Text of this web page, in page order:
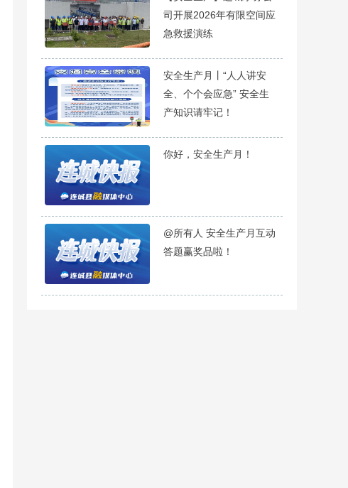
司开展2026年有限空间应
急救援演练
安全生产月丨“人人讲安
全、个个会应急” 安全生
产知识请牢记！
你好，安全生产月！
@所有人 安全生产月互动
答题赢奖品啦！